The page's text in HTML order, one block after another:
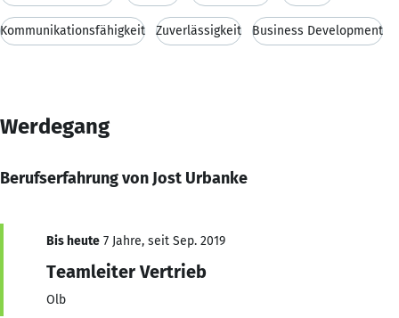
Kommunikationsfähigkeit Zuverlässigkeit Business Development
Werdegang
Berufserfahrung von Jost Urbanke
Bis heute 7 Jahre, seit Sep. 2019
Teamleiter Vertrieb
Olb